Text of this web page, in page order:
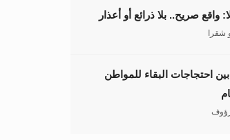
واقع صريح.. بلا ذرائع أو أعذار
شقرا
بين احتجاجات البقاء للمواطن